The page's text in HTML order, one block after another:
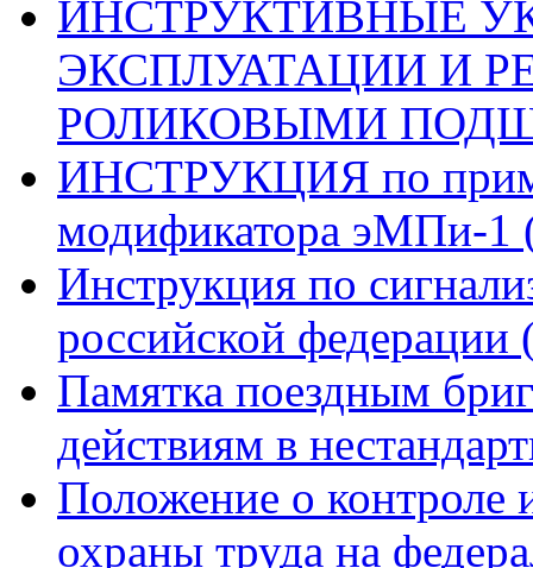
ИНСТРУКТИВНЫЕ
ЭКСПЛУАТАЦИИ И
РОЛИКОВЫМИ
ИНСТРУКЦИЯ по
модификатора эМПи-1
Инструкция по
российской федерации
Памятка поездным
действиям в
Положение о контроле
охраны труда на